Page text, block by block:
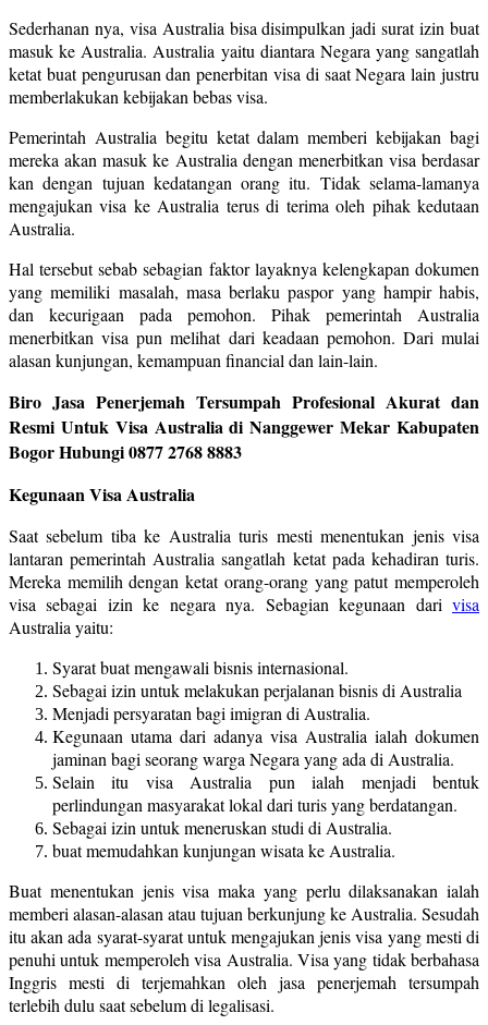
Sederhanan nya, visa Australia bisa disimpulkan jadi surat izin buat
masuk ke Australia. Australia yaitu diantara Negara yang sangatlah
ketat buat pengurusan dan penerbitan visa di saat Negara lain justru
memberlakukan kebijakan bebas visa.
Pemerintah Australia begitu ketat dalam memberi kebijakan bagi
mereka akan masuk ke Australia dengan menerbitkan visa berdasar
kan dengan tujuan kedatangan orang itu. Tidak selama-lamanya
mengajukan visa ke Australia terus di terima oleh pihak kedutaan
Australia.
Hal tersebut sebab sebagian faktor layaknya kelengkapan dokumen
yang memiliki masalah, masa berlaku paspor yang hampir habis,
dan kecurigaan pada pemohon. Pihak pemerintah Australia
menerbitkan visa pun melihat dari keadaan pemohon. Dari mulai
alasan kunjungan, kemampuan financial dan lain-lain.
Biro Jasa Penerjemah Tersumpah Profesional Akurat dan
Resmi Untuk Visa Australia di Nanggewer Mekar Kabupaten
Bogor Hubungi 0877 2768 8883
Kegunaan Visa Australia
Saat sebelum tiba ke Australia turis mesti menentukan jenis visa
lantaran pemerintah Australia sangatlah ketat pada kehadiran turis.
Mereka memilih dengan ketat orang-orang yang patut memperoleh
visa sebagai izin ke negara nya. Sebagian kegunaan dari visa
Australia yaitu:
Syarat buat mengawali bisnis internasional.
Sebagai izin untuk melakukan perjalanan bisnis di Australia
Menjadi persyaratan bagi imigran di Australia.
Kegunaan utama dari adanya visa Australia ialah dokumen
jaminan bagi seorang warga Negara yang ada di Australia.
Selain itu visa Australia pun ialah menjadi bentuk
perlindungan masyarakat lokal dari turis yang berdatangan.
Sebagai izin untuk meneruskan studi di Australia.
buat memudahkan kunjungan wisata ke Australia.
Buat menentukan jenis visa maka yang perlu dilaksanakan ialah
memberi alasan-alasan atau tujuan berkunjung ke Australia. Sesudah
itu akan ada syarat-syarat untuk mengajukan jenis visa yang mesti di
penuhi untuk memperoleh visa Australia. Visa yang tidak berbahasa
Inggris mesti di terjemahkan oleh jasa penerjemah tersumpah
terlebih dulu saat sebelum di legalisasi.